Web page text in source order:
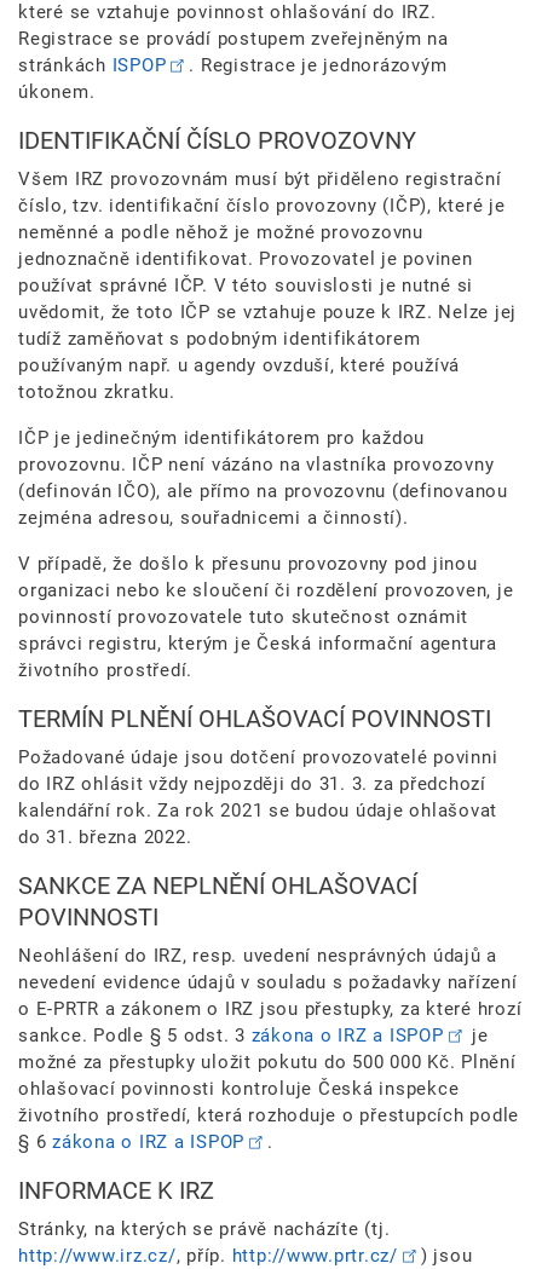
které se vztahuje povinnost ohlašování do IRZ.
Registrace se provádí postupem zveřejněným na
stránkách ISPOP
. Registrace je jednorázovým
úkonem.
IDENTIFIKAČNÍ ČÍSLO PROVOZOVNY
Všem IRZ provozovnám musí být přiděleno registrační
číslo, tzv. identifikační číslo provozovny (IČP), které je
neměnné a podle něhož je možné provozovnu
jednoznačně identifikovat. Provozovatel je povinen
používat správné IČP. V této souvislosti je nutné si
uvědomit, že toto IČP se vztahuje pouze k IRZ. Nelze jej
tudíž zaměňovat s podobným identifikátorem
používaným např. u agendy ovzduší, které používá
totožnou zkratku.
IČP je jedinečným identifikátorem pro každou
provozovnu. IČP není vázáno na vlastníka provozovny
(definován IČO), ale přímo na provozovnu (definovanou
zejména adresou, souřadnicemi a činností).
V případě, že došlo k přesunu provozovny pod jinou
organizaci nebo ke sloučení či rozdělení provozoven, je
povinností provozovatele tuto skutečnost oznámit
správci registru, kterým je Česká informační agentura
životního prostředí.
TERMÍN PLNĚNÍ OHLAŠOVACÍ POVINNOSTI
Požadované údaje jsou dotčení provozovatelé povinni
do IRZ ohlásit vždy nejpozději do 31. 3. za předchozí
kalendářní rok. Za rok 2021 se budou údaje ohlašovat
do 31. března 2022.
SANKCE ZA NEPLNĚNÍ OHLAŠOVACÍ
POVINNOSTI
Neohlášení do IRZ, resp. uvedení nesprávných údajů a
nevedení evidence údajů v souladu s požadavky nařízení
o E-PRTR a zákonem o IRZ jsou přestupky, za které hrozí
sankce. Podle § 5 odst. 3 zákona o IRZ a ISPOP
je
možné za přestupky uložit pokutu do 500 000 Kč. Plnění
ohlašovací povinnosti kontroluje Česká inspekce
životního prostředí, která rozhoduje o přestupcích podle
§ 6 zákona o IRZ a ISPOP .
INFORMACE K IRZ
Stránky, na kterých se právě nacházíte (tj.
http://www.irz.cz/, příp. http://www.prtr.cz/
) jsou